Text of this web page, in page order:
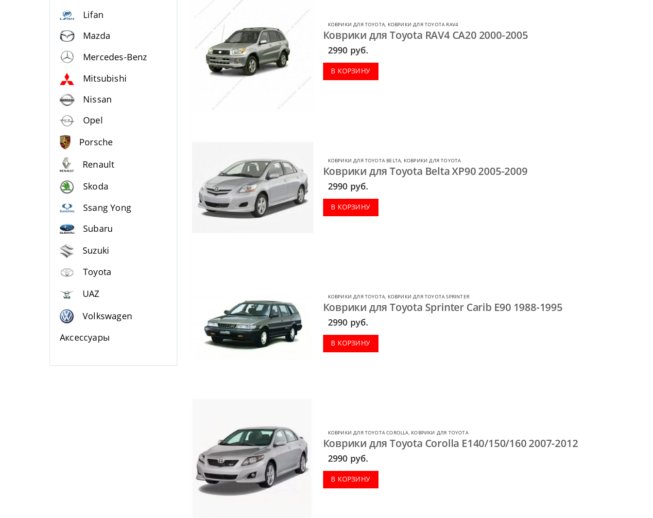
КОВРИКИ ДЛЯ TOYOTA, КОВРИКИ ДЛЯ TOYOTA RAV4
Коврики для Toyota RAV4 CA20 2000-2005
2990 руб.
В КОРЗИНУ
КОВРИКИ ДЛЯ TOYOTA BELTA, КОВРИКИ ДЛЯ TOYOTA
Коврики для Toyota Belta XP90 2005-2009
2990 руб.
В КОРЗИНУ
КОВРИКИ ДЛЯ TOYOTA, КОВРИКИ ДЛЯ TOYOTA SPRINTER
Коврики для Toyota Sprinter Carib E90 1988-1995
2990 руб.
В КОРЗИНУ
КОВРИКИ ДЛЯ TOYOTA COROLLA, КОВРИКИ ДЛЯ TOYOTA
Коврики для Toyota Corolla E140/150/160 2007-2012
2990 руб.
В КОРЗИНУ
Lifan
Mazda
Mercedes-Benz
Mitsubishi
Nissan
Opel
Porsche
Renault
Skoda
Ssang Yong
Subaru
Suzuki
Toyota
UAZ
Volkswagen
Аксессуары